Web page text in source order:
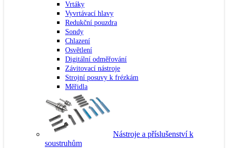
Vrtáky
Vyvrtávací hlavy
Redukční pouzdra
Sondy
Chlazení
Osvětlení
Digitální odměřování
Závitovací nástroje
Strojní posuvy k frézkám
Měřidla
Nástroje a příslušenství k
soustruhům